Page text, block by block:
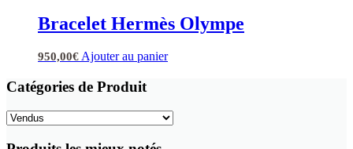
Bracelet Hermès Olympe
950,00€Ajouter au panier
Catégories de Produit